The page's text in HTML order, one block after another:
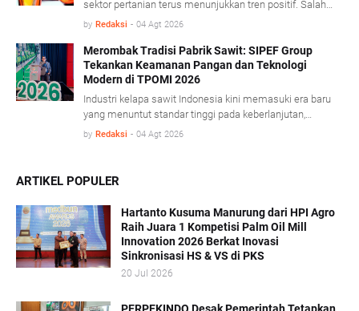
sektor pertanian terus menunjukkan tren positif. Salah
satu pendorong kinerja tersebut berasal dari komoditas
turunannya yang mencatat pertumbuhan ekspor cukup
signifikan. BPS mencatat, sepanjang Januari- Juni 2026
nilai ekspor CPO dan produk turunannya tumbuh 7,32
persen dibandingkan periode yang sama tahun lalu,
didorong penguatan harga CPO di pasar global.
by Redaksi - 04 Agt 2026
Merombak Tradisi Pabrik Sawit: SIPEF Group
Tekankan Keamanan Pangan dan Teknologi
Modern di TPOMI 2026
Industri kelapa sawit Indonesia kini memasuki era baru
yang menuntut standar tinggi pada keberlanjutan,
keamanan pangan, dan adaptasi teknologi modern.
Sumatera Utara, Kamis (9/7/2026), SIPEF Group/PT
merombak tradisi operasional lama demi menjawab
tantangan pasar global.
by Redaksi - 04 Agt 2026
ARTIKEL POPULER
Hartanto Kusuma Manurung dari HPI Agro
Raih Juara 1 Kompetisi Palm Oil Mill
Innovation 2026 Berkat Inovasi
Sinkronisasi HS & VS di PKS
20 Jul 2026